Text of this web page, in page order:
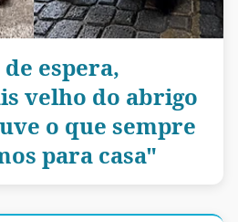
de espera,
velho do abrigo
o que sempre
para casa"